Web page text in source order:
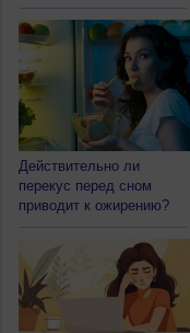
Действительно ли
перекус перед сном
приводит к ожирению?